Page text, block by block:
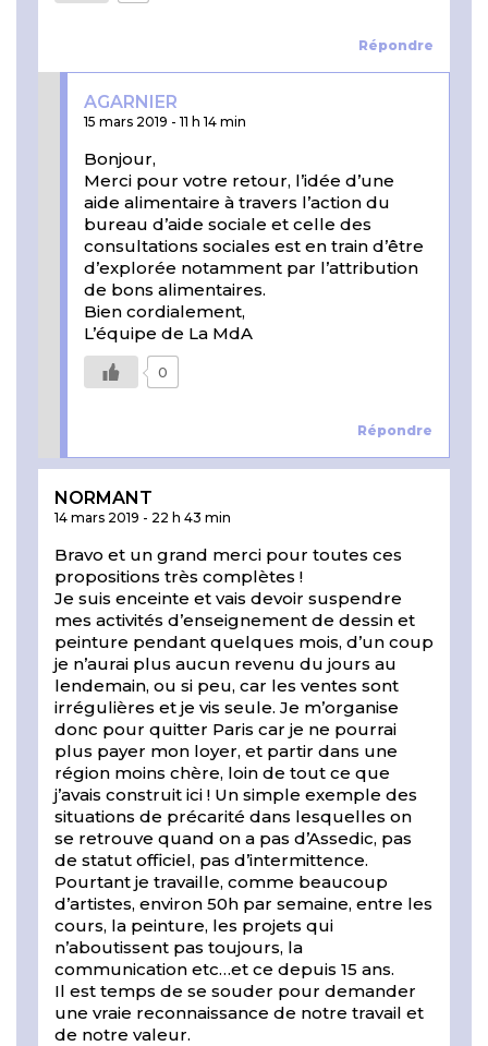
Répondre
Répondre
AGARNIER
15 mars 2019 - 11 h 14 min
Bonjour,
Merci pour votre retour, l’idée d’une
aide alimentaire à travers l’action du
bureau d’aide sociale et celle des
consultations sociales est en train d’être
d’explorée notamment par l’attribution
de bons alimentaires.
Bien cordialement,
L’équipe de La MdA
0
NORMANT
14 mars 2019 - 22 h 43 min
Bravo et un grand merci pour toutes ces
propositions très complètes !
Je suis enceinte et vais devoir suspendre
mes activités d’enseignement de dessin et
peinture pendant quelques mois, d’un coup
je n’aurai plus aucun revenu du jours au
lendemain, ou si peu, car les ventes sont
irrégulières et je vis seule. Je m’organise
donc pour quitter Paris car je ne pourrai
plus payer mon loyer, et partir dans une
région moins chère, loin de tout ce que
j’avais construit ici ! Un simple exemple des
situations de précarité dans lesquelles on
se retrouve quand on a pas d’Assedic, pas
de statut officiel, pas d’intermittence.
Pourtant je travaille, comme beaucoup
d’artistes, environ 50h par semaine, entre les
cours, la peinture, les projets qui
n’aboutissent pas toujours, la
communication etc…et ce depuis 15 ans.
Il est temps de se souder pour demander
une vraie reconnaissance de notre travail et
de notre valeur.